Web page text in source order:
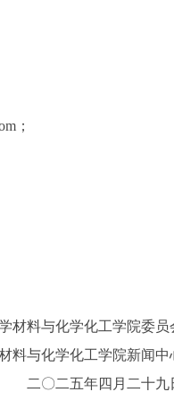
；
材料与化学化工学院委员
料与化学化工学院新闻中
二〇二五年四月二十九